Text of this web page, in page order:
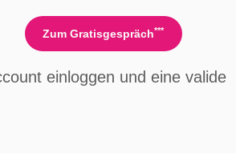
Zum Gratisgespräch***
einloggen und eine valide